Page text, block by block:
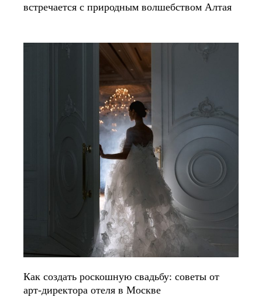
встречается с природным волшебством Алтая
Как создать роскошную свадьбу: советы от
арт-директора отеля в Москве